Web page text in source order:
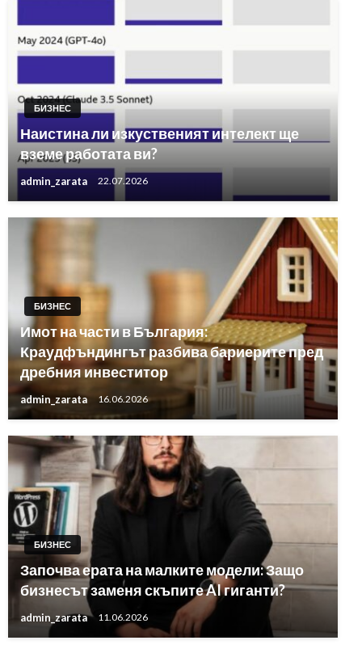
БИЗНЕС
Наистина ли изкуственият интелект ще
вземе работата ви?
admin_zarata 22.07.2026
БИЗНЕС
Имот на части в България:
Краудфъндингът разбива бариерите пред
дребния инвеститор
admin_zarata 16.06.2026
БИЗНЕС
Започва ерата на малките модели: Защо
бизнесът заменя скъпите AI гиганти?
admin_zarata 11.06.2026